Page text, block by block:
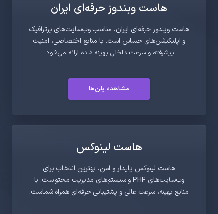
هاست ویندوز حرفه‌ای ایران
هاست ویندوز حرفه‌ای ایران، مناسب وب‌سایت‌های پرترافیک
و اپلیکیشن‌های حساس است. با منابع اختصاصی، امنیت
پیشرفته و سرعت داخلی بهینه شده ارائه می‌شود.
مشاهده پلن‌ها
هاست لینوکس
هاست لینوکس پایدار و امن، بهترین انتخاب برای
وب‌سایت‌های PHP و سیستم‌های مدیریت محتواست. با
منابع بهینه، سرعت عالی و پشتیبانی حرفه‌ای همراه شماست.